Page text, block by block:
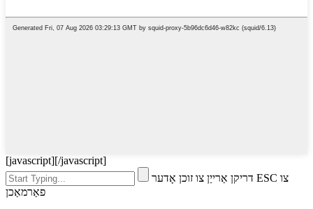
[javascript][/javascript]
דריקן אַרייַן צו זוכן אָדער ESC צו
פאַרמאַכן